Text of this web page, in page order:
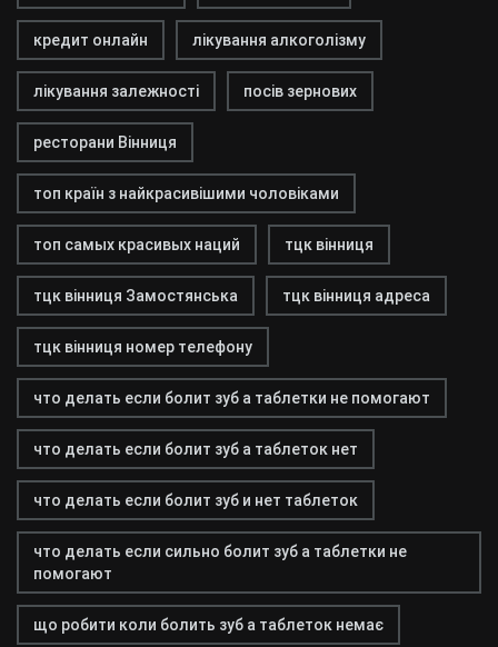
кредит онлайн лікування алкоголізму
лікування залежності посів зернових
ресторани Вінниця
топ країн з найкрасивішими чоловіками
топ самых красивых наций тцк вінниця
тцк вінниця Замостянська тцк вінниця адреса
тцк вінниця номер телефону
что делать если болит зуб а таблетки не помогают
что делать если болит зуб а таблеток нет
что делать если болит зуб и нет таблеток
что делать если сильно болит зуб а таблетки не
помогают
що робити коли болить зуб а таблеток немає